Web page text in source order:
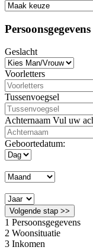
Geslacht
Voorletters
Tussenvoegsel
Achternaam Vul uw
Geboortedatum:
Volgende stap >>
1 Persoonsgegevens
2 Woonsituatie
3 Inkomen